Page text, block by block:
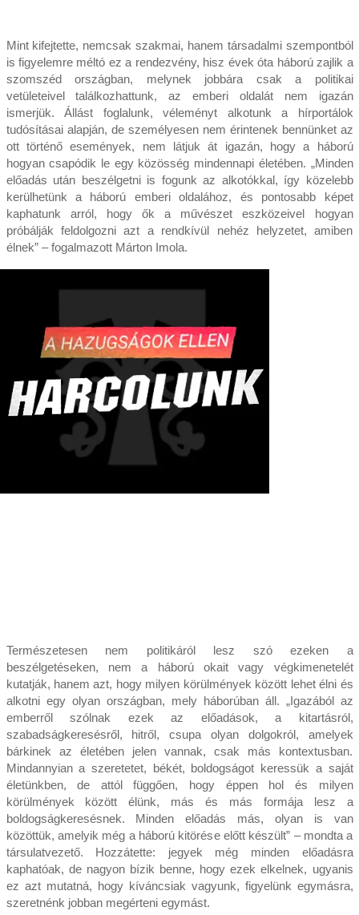
Mint kifejtette, nemcsak szakmai, hanem társadalmi szempontból
is figyelemre méltó ez a rendezvény, hisz évek óta háború zajlik a
szomszéd országban, melynek jobbára csak a politikai
vetületeivel találkozhattunk, az emberi oldalát nem igazán
ismerjük. Állást foglalunk, véleményt alkotunk a hírportálok
tudósításai alapján, de személyesen nem érintenek bennünket az
ott történő események, nem látjuk át igazán, hogy a háború
hogyan csapódik le egy közösség mindennapi életében. „Minden
előadás után beszélgetni is fogunk az alkotókkal, így közelebb
kerülhetünk a háború emberi oldalához, és pontosabb képet
kaphatunk arról, hogy ők a művészet eszközeivel hogyan
próbálják feldolgozni azt a rendkívül nehéz helyzetet, amiben
élnek” – fogalmazott Márton Imola.
Természetesen nem politikáról lesz szó ezeken a
beszélgetéseken, nem a háború okait vagy végkimenetelét
kutatják, hanem azt, hogy milyen körülmények között lehet élni és
alkotni egy olyan országban, mely háborúban áll. „Igazából az
emberről szólnak ezek az előadások, a kitartásról,
szabadságkeresésről, hitről, csupa olyan dolgokról, amelyek
bárkinek az életében jelen vannak, csak más kontex­tusban.
Mindannyian a szeretetet, békét, boldogságot keressük a saját
életünkben, de attól függően, hogy éppen hol és milyen
körülmények között élünk, más és más formája lesz a
boldogságkeresésnek. Minden előadás más, olyan is van
közöttük, amelyik még a háború kitörése előtt készült” – mondta a
társulatvezető. Hozzátette: jegyek még minden előadásra
kaphatóak, de nagyon bízik benne, hogy ezek elkelnek, ugyanis
ez azt mutatná, hogy kíváncsiak vagyunk, figyelünk egymásra,
szeretnénk jobban megérteni egymást.